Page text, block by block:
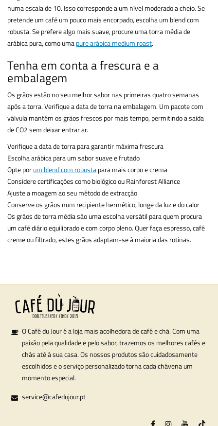
numa escala de 10. Isso corresponde a um nível moderado a cheio. Se
pretende um café um pouco mais encorpado, escolha um blend com
robusta. Se prefere algo mais suave, procure uma torra média de
arábica pura, como umapure arábica medium roast.
Tenha em conta a frescura e a
embalagem
Os grãos estão no seu melhor sabor nas primeiras quatro semanas
após a torra. Verifique a data de torra na embalagem. Um pacote com
válvula mantém os grãos frescos por mais tempo, permitindo a saída
de CO2 sem deixar entrar ar.
Verifique a data de torra para garantir máxima frescura
Escolha arábica para um sabor suave e frutado
Opte porum blend com robustapara mais corpo e crema
Considere certificações como biológico ou Rainforest Alliance
Ajuste a moagem ao seu método de extracção
Conserve os grãos num recipiente hermético, longe da luz e do calor
Os grãos de torra média são uma escolha versátil para quem procura
um café diário equilibrado e com corpo pleno. Quer faça espresso, café
creme ou filtrado, estes grãos adaptam-se à maioria das rotinas.
O Café du Jour é a loja mais acolhedora de café e chá. Com uma
paixão pela qualidade e pelo sabor, trazemos os melhores cafés e
chás até à sua casa. Os nossos produtos são cuidadosamente
escolhidos e o serviço personalizado torna cada chávena um
momento especial.
service@cafedujour.pt